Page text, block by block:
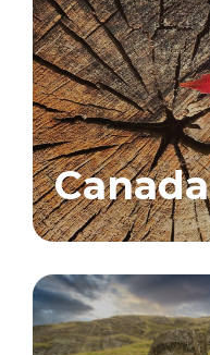
Canada